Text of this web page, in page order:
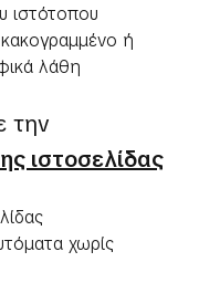
ιστότοπου
ή
λάθη
την
ιστοσελίδας
χωρίς